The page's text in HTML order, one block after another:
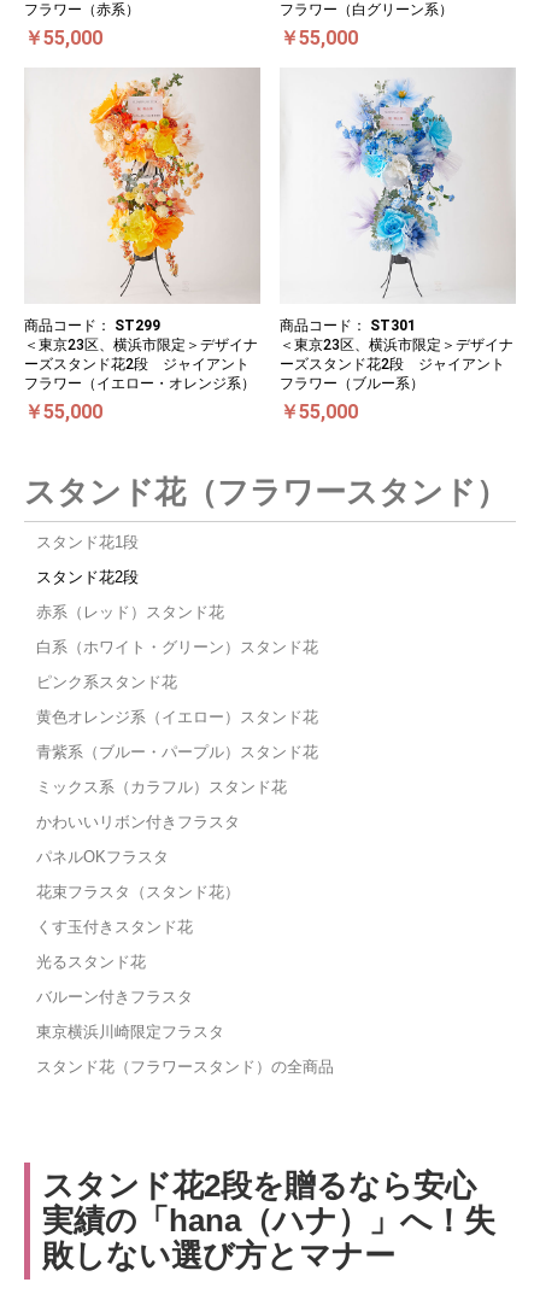
フラワー（赤系）
￥55,000
フラワー（白グリーン系）
￥55,000
商品コード： ST299
＜東京23区、横浜市限定＞デザイナ
ーズスタンド花2段 ジャイアント
フラワー（イエロー・オレンジ系）
￥55,000
商品コード： ST301
＜東京23区、横浜市限定＞デザイナ
ーズスタンド花2段 ジャイアント
フラワー（ブルー系）
￥55,000
スタンド花（フラワースタンド）
スタンド花1段
スタンド花2段
赤系（レッド）スタンド花
白系（ホワイト・グリーン）スタンド花
ピンク系スタンド花
黄色オレンジ系（イエロー）スタンド花
青紫系（ブルー・パープル）スタンド花
ミックス系（カラフル）スタンド花
かわいいリボン付きフラスタ
パネルOKフラスタ
花束フラスタ（スタンド花）
くす玉付きスタンド花
光るスタンド花
バルーン付きフラスタ
東京横浜川崎限定フラスタ
スタンド花（フラワースタンド）の全商品
スタンド花2段を贈るなら安心
実績の「hana（ハナ）」へ！失
敗しない選び方とマナー